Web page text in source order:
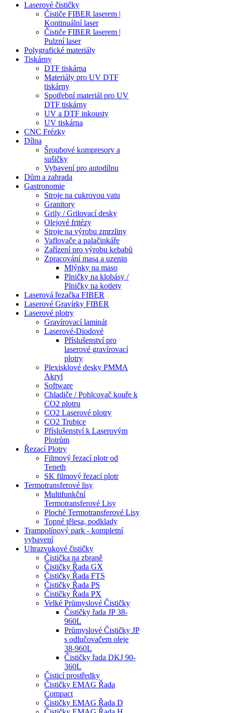
Laserové čističky
Čističe FIBER laserem |
Kontinuální laser
Čističe FIBER laserem |
Pulzní laser
Polygrafické materiály
Tiskárny
DTF tiskárna
Materiály pro UV DTF
tiskárny
Spotřební materiál pro UV
DTF tiskárny
UV a DTF inkousty
UV tiskárna
CNC Frézky
Dílna
Šroubové kompresory a
sušičky
Vybavení pro autodílnu
Dům a zahrada
Gastronomie
Stroje na cukrovou vatu
Granitory
Grily / Grilovací desky
Olejové fritézy
Stroje na výrobu zmrzliny
Vaflovače a palačinkáře
Zařízení pro výrobu kebabů
Zpracování masa a uzenin
Mlýnky na maso
Plničky na klobásy /
Plničky na kotlety
Laserová řezačka FIBER
Laserové Gravírky FIBER
Laserové plotry
Gravírovací laminát
Laserové-Diodové
Příslušenství pro
laserové gravírovací
plotry
Plexisklové desky PMMA
Akryl
Software
Chladiče / Pohlcovač kouře k
CO2 plotru
CO2 Laserové plotry
CO2 Trubice
Příslušenství k Laserovým
Plotrům
Řezací Plotry
Filmový řezací plotr od
Teneth
SK filmový řezací plotr
Termotransferové lisy
Multifunkční
Termotransferové Lisy
Ploché Termotransferové Lisy
Topné tělesa, podklady
Trampolínový park - kompletní
vybavení
Ultrazvukové čističky
Čistička na zbraně
Čističky Řada GX
Čističky Řada FTS
Čističky Řada PS
Čističky Řada PX
Velké Průmyslové Čističky
Čističky řada JP 38-
960L
Průmyslové Čističky JP
s odlučovačem oleje
38-960L
Čističky řada DKJ 90-
360L
Čisticí prostředky
Čističky EMAG Řada
Compact
Čističky EMAG Řada D